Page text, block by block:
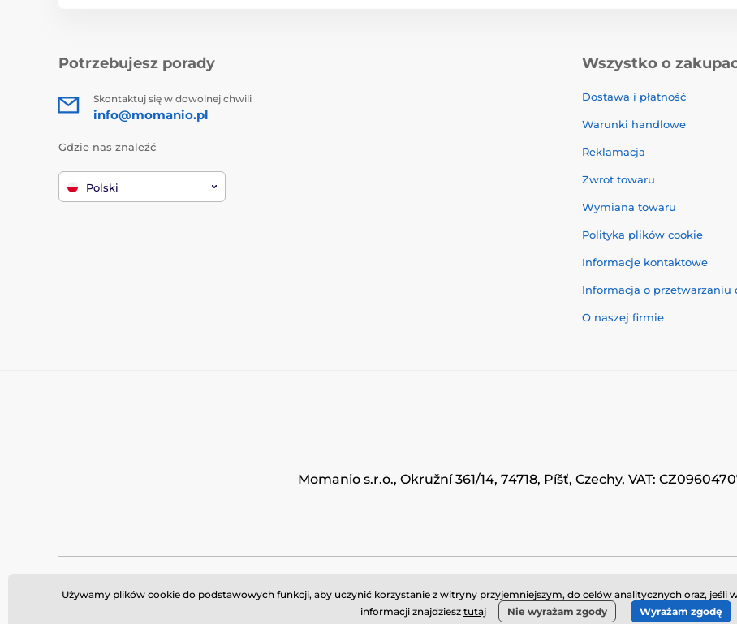
Potrzebujesz porady
Skontaktuj się w dowolnej chwili
info@momanio.pl
Gdzie nas znaleźć
Polski
Wszystko o
Dostawa i płatność
Warunki handlowe
Reklamacja
Zwrot towaru
Wymiana towaru
Polityka plików cookie
Informacje kontaktowe
Informacja o przetwarzaniu
O naszej firmie
Momanio s.r.o., Okružní 361/14, 74718, Píšť, Czechy, VAT:
Używamy plików cookie do podstawowych funkcji, aby uczynić korzystanie z witryny przyjemniejszym, do celów analitycznych oraz, jeśli
informacji znajdziesz tutaj Nie wyrażam zgody Wyrażam zgodę